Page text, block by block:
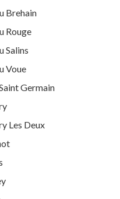
Brehain
Rouge
Salins
Voue
Germain
Les Deux